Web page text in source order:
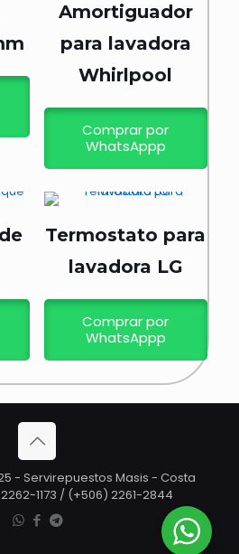
Amortiguador
para lavadora
Whirlpool
Comprar por
WhatsAppp
Termostato para
lavadora LG
Comprar por
WhatsAppp
- Servirepuestos Masis - Costa
1173 / (+506) 2261-2844